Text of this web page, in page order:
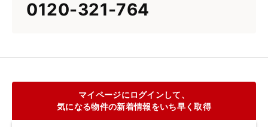
0120-321-764
マイページにログインして、
気になる物件の新着情報をいち早く取得